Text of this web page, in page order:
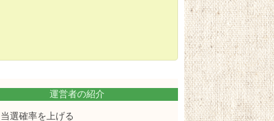
運営者の紹介
当選確率を上げる